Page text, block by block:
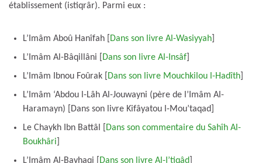
établissement (istiqrâr). Parmi eux :
L’Imâm Aboû Hanîfah [ Dans son livre Al-Wasiyyah
L’Imâm Al-Bâqillâni [
Dans son livre Al-Insâf
L’Imâm Ibnou Foûrak [
Dans son livre Mouchkilou l-Hadîth
L’Imâm ‘Abdou l-Lâh Al-Jouwayni (père de l’Imâm Al-
Haramayn) [Dans son livre Kifâyatou l-Mou’taqad]
Le Chaykh Ibn Battâl [
Dans son commentaire du Sahîh Al-
Boukhâri
L’Imâm Al-Bayhaqi [
Dans son livre Al-I’tiqâd